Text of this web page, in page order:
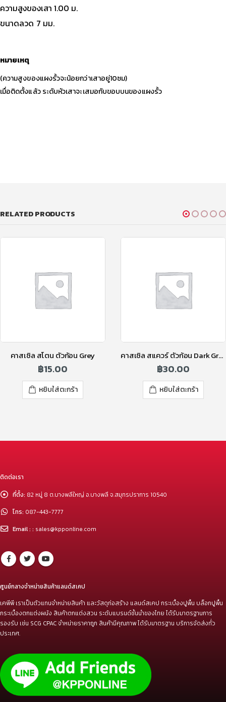
ความสูงของเสา 1.00 ม.
ขนาดลวด 7 มม.
หมายเหตุ
(ความสูงของแผงรั้วจะน้อยกว่าเสาอยู่10ซม)
เมื่อติดตั้งแล้ว ระดับหัวเสาจะเสมอกับขอบบนของแผงรั้ว
RELATED PRODUCTS
คาสเซิล สโตน ตัวก้อน Grey
฿15.00
หยิบใส่ตะกร้า
คาสเซิล สแควร์ ตัวก้อน Dark Grey
฿30.00
หยิบใส่ตะกร้า
ติดต่อเรา
ที่ตั้ง: 82 หมู่ 8 ต.บางพลีใหญ่ อ.บางพลี จ.สมุทรปราการ 10540
โทร: 087-443-7777
Email : : sales@kpponline.com
ศูนย์กลางจำหน่ายสินค้าแลนด์สเคป
เคพีพี เราเป็นตัวแทนจำหน่ายสินค้า และวัสดุก่อสร้าง แลนด์สเคป กระเบื้องปูพื้น บล็อกปูพื้น
กระเบื้องตกแต่งผนัง สินค้าตกแต่งสวน ระดับแบรนด์ชั้นนำของไทย ได้รับมาตรฐานการ
รองรับ เช่น SCG CPAC จำหน่ายราคาถูก สินค้ามีคุณภาพ ได้รับมาตรฐาน บริการจัดส่งทั่ว
ประเทศ.